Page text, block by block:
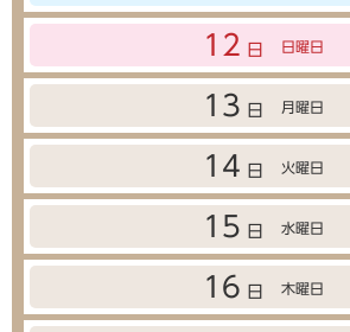
12 日 日曜日
13 日 月曜日
14 日 火曜日
15 日 水曜日
16 日 木曜日